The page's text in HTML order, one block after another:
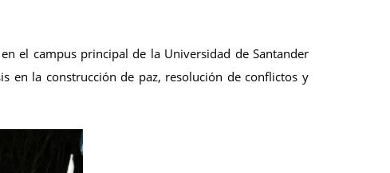
el campus principal de la Universidad de Santander
en la construcción de paz, resolución de conflictos y